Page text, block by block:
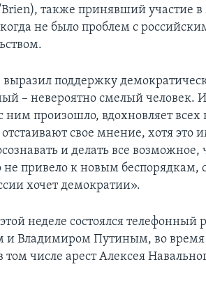
также принявший участие
не было проблем с
поддержку
– невероятно смелый человек. И
ним произошло, вдохновляет
свое мнение, хотя это
и делать все
не привело к новым
хочет демократии».
неделе состоялся
и Владимиром Путиным, во время
том числе арест Алексея